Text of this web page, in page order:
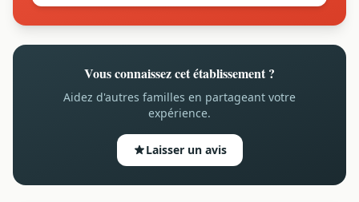
Vous connaissez cet établissement ?
Aidez d'autres familles en partageant votre
expérience.
Laisser un avis